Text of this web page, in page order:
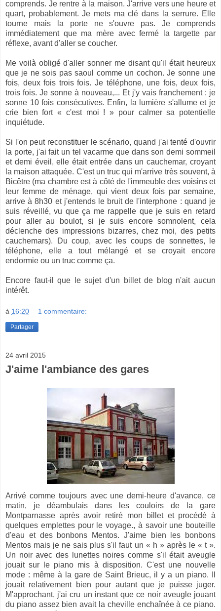
comprends. Je rentre à la maison. J'arrive vers une heure et
quart, probablement. Je mets ma clé dans la serrure. Elle
tourne mais la porte ne s'ouvre pas. Je comprends
immédiatement que ma mère avec fermé la targette par
réflexe, avant d'aller se coucher.
Me voilà obligé d'aller sonner me disant qu'il était heureux
que je ne sois pas saoul comme un cochon. Je sonne une
fois, deux fois trois fois. Je téléphone, une fois, deux fois,
trois fois. Je sonne à nouveau,... Et j'y vais franchement : je
sonne 10 fois consécutives. Enfin, la lumière s'allume et je
crie bien fort « c'est moi ! » pour calmer sa potentielle
inquiétude.
Si l'on peut reconstituer le scénario, quand j'ai tenté d'ouvrir
la porte, j'ai fait un tel vacarme que dans son demi sommeil
et demi éveil, elle était entrée dans un cauchemar, croyant
la maison attaquée. C'est un truc qui m'arrive très souvent, à
Bicêtre (ma chambre est à côté de l'immeuble des voisins et
leur femme de ménage, qui vient deux fois par semaine,
arrive à 8h30 et j'entends le bruit de l'interphone : quand je
suis réveillé, vu que ça me rappelle que je suis en retard
pour aller au boulot, si je suis encore somnolent, cela
déclenche des impressions bizarres, chez moi, des petits
cauchemars). Du coup, avec les coups de sonnettes, le
téléphone, elle a tout mélangé et se croyait encore
endormie ou un truc comme ça.
Encore faut-il que le sujet d'un billet de blog n'ait aucun
intérêt.
à 16:20 1 commentaire:
Partager
24 avril 2015
J'aime l'ambiance des gares
Arrivé comme toujours avec une demi-heure d'avance, ce
matin, je déambulais dans les couloirs de la gare
Montparnasse après avoir retiré mon billet et procédé à
quelques emplettes pour le voyage., à savoir une bouteille
d'eau et des bonbons Mentos. J'aime bien les bonbons
Mentos mais je ne sais plus s'il faut un « h » après le « t ».
Un noir avec des lunettes noires comme s'il était aveugle
jouait sur le piano mis à disposition. C'est une nouvelle
mode : même à la gare de Saint Brieuc, il y a un piano. Il
jouait relativement bien pour autant que je puisse juger.
M'approchant, j'ai cru un instant que ce noir aveugle jouant
du piano assez bien avait la cheville enchaînée à ce piano.